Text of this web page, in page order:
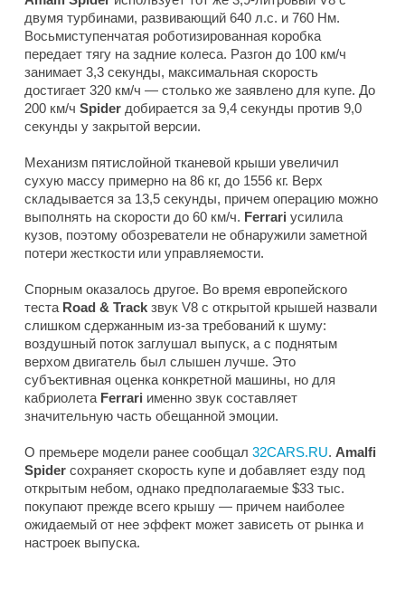
двумя турбинами, развивающий 640 л.с. и 760 Нм.
Восьмиступенчатая роботизированная коробка
передает тягу на задние колеса. Разгон до 100 км/ч
занимает 3,3 секунды, максимальная скорость
достигает 320 км/ч — столько же заявлено для купе. До
200 км/ч Spider добирается за 9,4 секунды против 9,0
секунды у закрытой версии.
Механизм пятислойной тканевой крыши увеличил
сухую массу примерно на 86 кг, до 1556 кг. Верх
складывается за 13,5 секунды, причем операцию можно
выполнять на скорости до 60 км/ч. Ferrari усилила
кузов, поэтому обозреватели не обнаружили заметной
потери жесткости или управляемости.
Спорным оказалось другое. Во время европейского
теста Road & Track звук V8 с открытой крышей назвали
слишком сдержанным из-за требований к шуму:
воздушный поток заглушал выпуск, а с поднятым
верхом двигатель был слышен лучше. Это
субъективная оценка конкретной машины, но для
кабриолета Ferrari именно звук составляет
значительную часть обещанной эмоции.
О премьере модели ранее сообщал 32CARS.RU. Amalfi
Spider сохраняет скорость купе и добавляет езду под
открытым небом, однако предполагаемые $33 тыс.
покупают прежде всего крышу — причем наиболее
ожидаемый от нее эффект может зависеть от рынка и
настроек выпуска.